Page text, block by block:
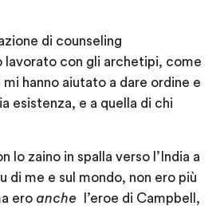
di counseling
lavorato con gli archetipi, come
hanno aiutato a dare ordine e
esistenza, e a quella di chi
lo zaino in spalla verso l’India a
di me e sul mondo, non ero più
ero anche
l’eroe di Campbell,